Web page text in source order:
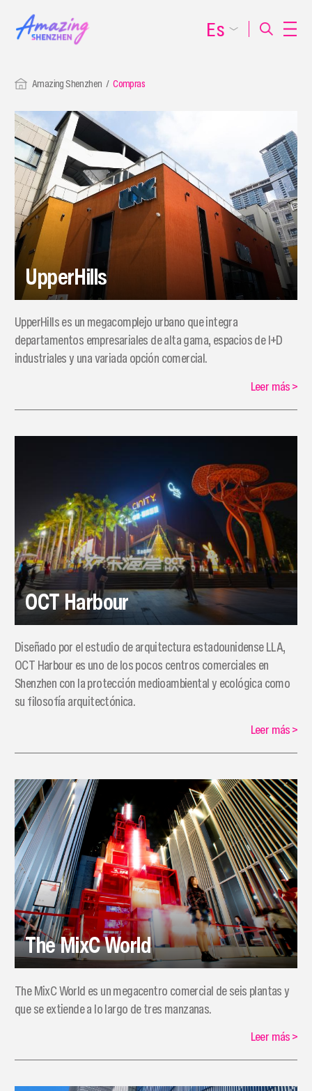
Amazing Shenzhen Compras
UpperHills
UpperHills es un megacomplejo urbano que integra
departamentos empresariales de alta gama, espacios de I+D
industriales y una variada opción comercial.
Leer más>
OCT Harbour
Diseñado por el estudio de arquitectura estadounidense LLA,
OCT Harbour es uno de los pocos centros comerciales en
Shenzhen con la protección medioambiental y ecológica como
su filosofía arquitectónica.
Leer más>
The MixC World
The MixC World es un megacentro comercial de seis plantas y
que se extiende a lo largo de tres manzanas.
Leer más>
Es